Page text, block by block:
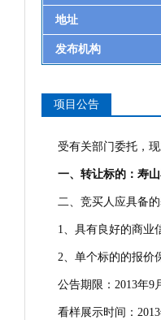
地址
发布机构
项目公告
受有关部门委托，
一、转让标的：寿
二、竞买人应具备
1、具有良好的商业
2、单个标的的报价
公告期限：2013年9
看样展示时间：